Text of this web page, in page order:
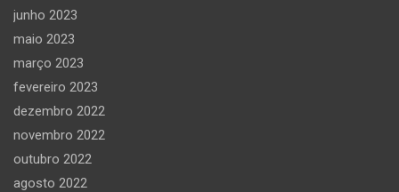
junho 2023
maio 2023
março 2023
fevereiro 2023
dezembro 2022
novembro 2022
outubro 2022
agosto 2022